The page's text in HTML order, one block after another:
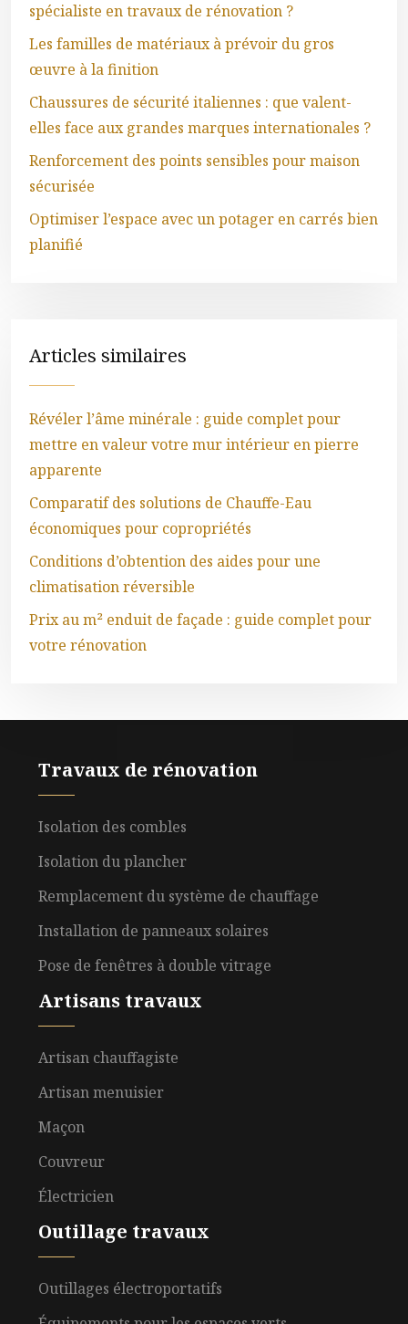
spécialiste en travaux de rénovation ?
Les familles de matériaux à prévoir du gros
œuvre à la finition
Chaussures de sécurité italiennes : que valent-
elles face aux grandes marques internationales ?
Renforcement des points sensibles pour maison
sécurisée
Optimiser l’espace avec un potager en carrés bien
planifié
Articles similaires
Révéler l’âme minérale : guide complet pour
mettre en valeur votre mur intérieur en pierre
apparente
Comparatif des solutions de Chauffe-Eau
économiques pour copropriétés
Conditions d’obtention des aides pour une
climatisation réversible
Prix au m² enduit de façade : guide complet pour
votre rénovation
Travaux de rénovation
Isolation des combles
Isolation du plancher
Remplacement du système de chauffage
Installation de panneaux solaires
Pose de fenêtres à double vitrage
Artisans travaux
Artisan chauffagiste
Artisan menuisier
Maçon
Couvreur
Électricien
Outillage travaux
Outillages électroportatifs